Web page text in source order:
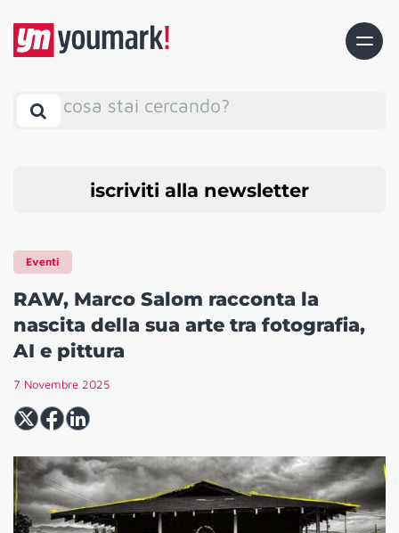
cosa stai cercando?
iscriviti alla newsletter
Eventi
RAW, Marco Salom racconta la
nascita della sua arte tra fotografia,
AI e pittura
7 Novembre 2025